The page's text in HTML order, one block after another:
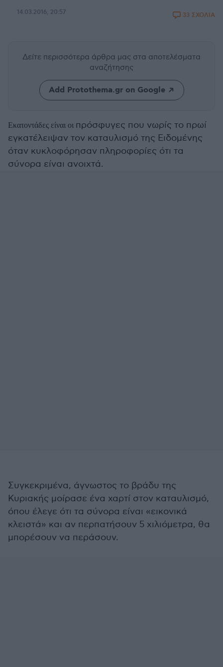
14.03.2016, 20:57 33 ΣΧΟΛΙΑ
Δείτε περισσότερα άρθρα μας στα αποτελέσματα
αναζήτησης
Add Protothema.gr on Google
Εκατοντάδες είναι οι πρόσφυγες που νωρίς το πρωί
εγκατέλειψαν τον καταυλισμό της Ειδομένης
όταν κυκλοφόρησαν πληροφορίες ότι τα
σύνορα είναι ανοιχτά.
Συγκεκριμένα, άγνωστος το βράδυ της
Κυριακής μοίρασε ένα χαρτί στον καταυλισμό,
όπου έλεγε ότι τα σύνορα είναι «εικονικά
κλειστά» και αν περπατήσουν 5 χιλιόμετρα, θα
μπορέσουν να περάσουν.